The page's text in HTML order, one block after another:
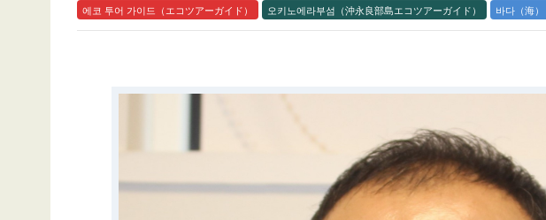
에코 투어 가이드（エコツアーガイド） 오키노에라부섬（沖永良部島エコツアーガイド） 바다（海）